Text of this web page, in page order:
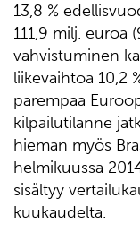
13,8 %
111,9 milj. euroa
vahvistuminen
liikevaihtoa 10,2
parempaa
kilpailutilanne
hieman myös
helmikuussa
sisältyy
kuukaudelta.